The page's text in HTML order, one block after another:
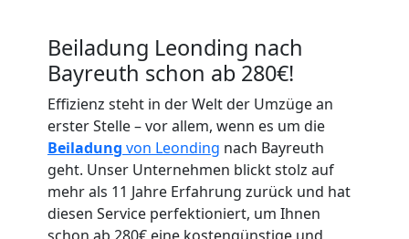
Beiladung Leonding nach
Bayreuth schon ab 280€!
Effizienz steht in der Welt der Umzüge an
erster Stelle – vor allem, wenn es um die
Beiladung von Leonding nach Bayreuth
geht. Unser Unternehmen blickt stolz auf
mehr als 11 Jahre Erfahrung zurück und hat
diesen Service perfektioniert, um Ihnen
schon ab 280€ eine kostengünstige und